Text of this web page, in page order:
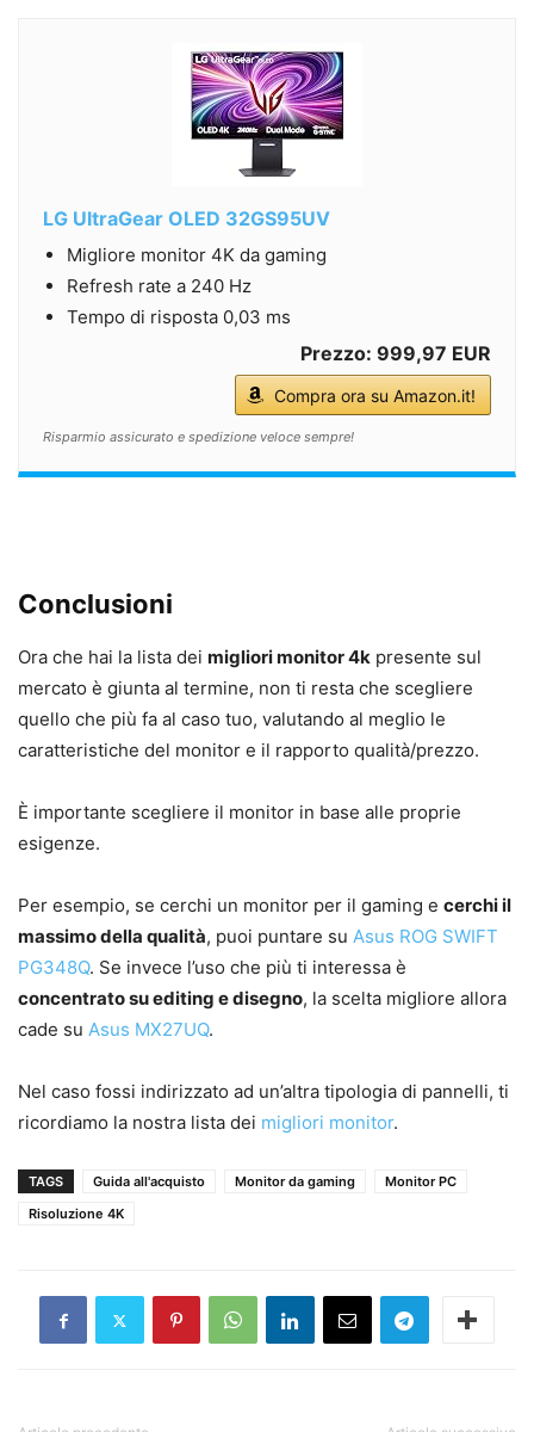
LG UltraGear OLED 32GS95UV
Migliore monitor 4K da gaming
Refresh rate a 240 Hz
Tempo di risposta 0,03 ms
Prezzo: 999,97 EUR
Compra ora su Amazon.it!
Risparmio assicurato e spedizione veloce sempre!
Conclusioni
Ora che hai la lista dei migliori monitor 4k presente sul
mercato è giunta al termine, non ti resta che scegliere
quello che più fa al caso tuo, valutando al meglio le
caratteristiche del monitor e il rapporto qualità/prezzo.
È importante scegliere il monitor in base alle proprie
esigenze.
Per esempio, se cerchi un monitor per il gaming e cerchi il
massimo della qualità, puoi puntare su Asus ROG SWIFT
PG348Q. Se invece l’uso che più ti interessa è
concentrato su editing e disegno, la scelta migliore allora
cade su Asus MX27UQ.
Nel caso fossi indirizzato ad un’altra tipologia di pannelli, ti
ricordiamo la nostra lista dei migliori monitor.
TAGS Guida all'acquisto Monitor da gaming
Monitor PC
Risoluzione 4K